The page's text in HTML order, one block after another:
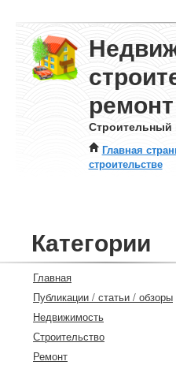
ремонт
Строительный
Главная
строительстве
Категории
Главная
Публикации / статьи / обзоры
Недвижимость
Строительство
Ремонт